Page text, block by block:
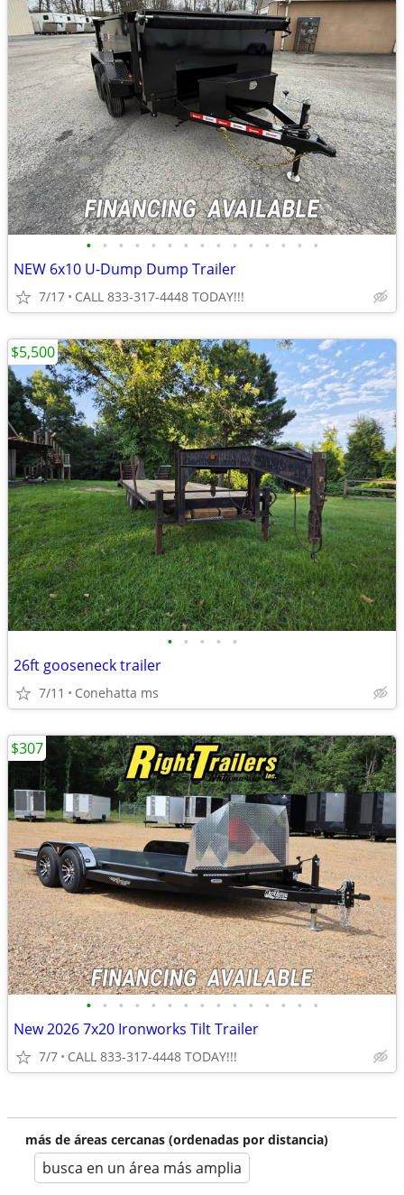
• • • • • • • • • • • • • • •
NEW 6x10 U-Dump Dump Trailer
7/17 CALL 833-317-4448 TODAY!!!
• • • • •
26ft gooseneck trailer
7/11 Conehatta ms
$5,500
• • • • • • • • • • • • • • •
New 2026 7x20 Ironworks Tilt Trailer
7/7 CALL 833-317-4448 TODAY!!!
$307
más de áreas cercanas (ordenadas por distancia)
busca en un área más amplia